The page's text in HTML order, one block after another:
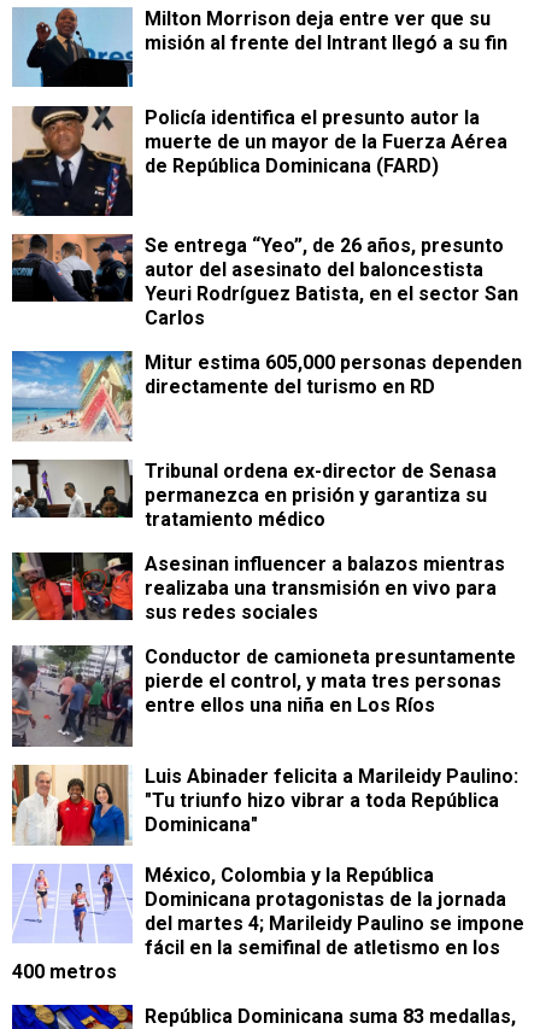
Milton Morrison deja entre ver que su
misión al frente del Intrant llegó a su fin
Policía identifica el presunto autor la
muerte de un mayor de la Fuerza Aérea
de República Dominicana (FARD)
Se entrega “Yeo”, de 26 años, presunto
autor del asesinato del baloncestista
Yeuri Rodríguez Batista, en el sector San
Carlos
Mitur estima 605,000 personas dependen
directamente del turismo en RD
Tribunal ordena ex-director de Senasa
permanezca en prisión y garantiza su
tratamiento médico
Asesinan influencer a balazos mientras
realizaba una transmisión en vivo para
sus redes sociales
Conductor de camioneta presuntamente
pierde el control, y mata tres personas
entre ellos una niña en Los Ríos
Luis Abinader felicita a Marileidy Paulino:
"Tu triunfo hizo vibrar a toda República
Dominicana"
México, Colombia y la República
Dominicana protagonistas de la jornada
del martes 4; Marileidy Paulino se impone
fácil en la semifinal de atletismo en los
400 metros
República Dominicana suma 83 medallas,